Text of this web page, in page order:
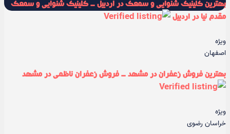
بهترین کلینیک شنوایی و سمعک در اردبیل - کلینیک شنوایی و سمعک
مقدم نیا در اردبیل
ویژه
اصفهان
بهترین فروش زعفران در مشهد - فروش زعفران ناظمی در مشهد
ویژه
خراسان رضوی